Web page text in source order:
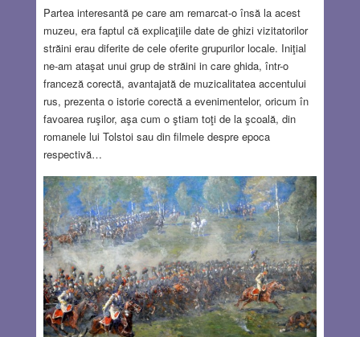
Partea interesantă pe care am remarcat-o însă la acest
muzeu, era faptul că explicaţiile date de ghizi vizitatorilor
străini erau diferite de cele oferite grupurilor locale. Iniţial
ne-am ataşat unui grup de străini in care ghida, într-o
franceză corectă, avantajată de muzicalitatea accentului
rus, prezenta o istorie corectă a evenimentelor, oricum în
favoarea ruşilor, aşa cum o ştiam toţi de la şcoală, din
romanele lui Tolstoi sau din filmele despre epoca
respectivă…